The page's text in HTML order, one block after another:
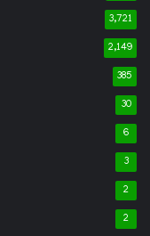
3,721
2,149
385
30
6
3
2
2